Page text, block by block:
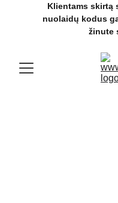
nuolaidų kodus
žinute